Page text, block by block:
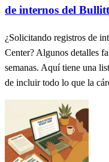
de internos del
¿Solicitando registros de
Center? Algunos detalles
semanas. Aquí tiene una
de incluir todo lo que la